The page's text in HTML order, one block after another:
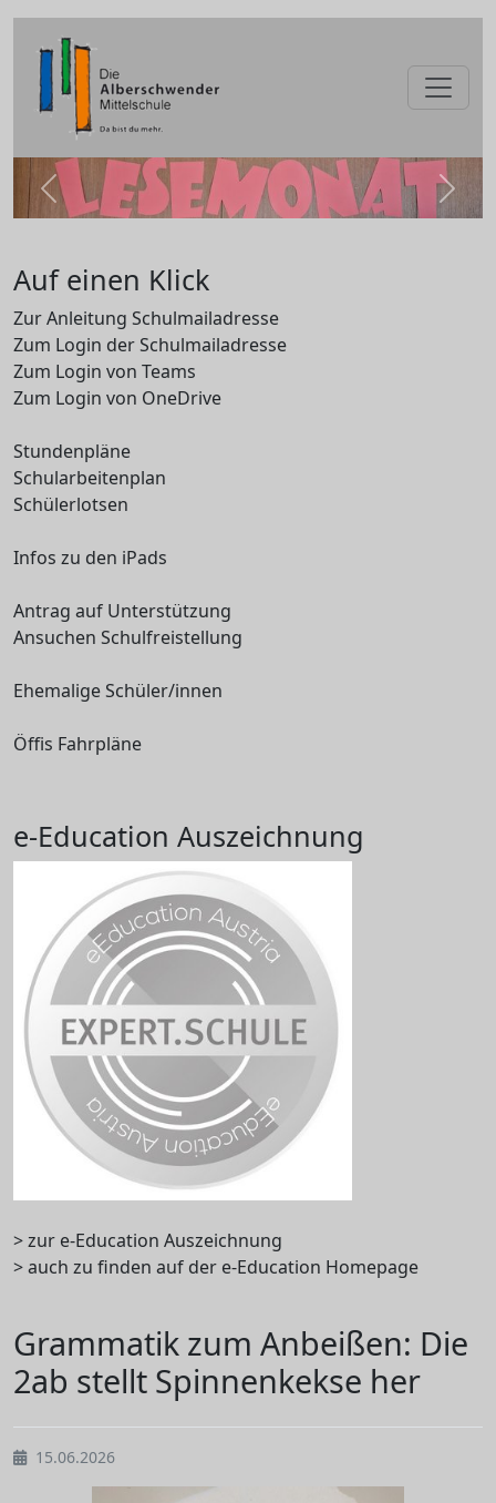
zurück
Auf einen Klick
Zur Anleitung Schulmailadresse
Zum Login der Schulmailadresse
Zum Login von Teams
Zum Login von OneDrive
Stundenpläne
Schularbeitenplan
Schülerlotsen
Infos zu den iPads
Antrag auf Unterstützung
Ansuchen Schulfreistellung
Ehemalige Schüler/innen
Öffis Fahrpläne
e-Education Auszeichnung
> zur e-Education Auszeichnung
> auch zu finden auf der e-Education Homepage
Grammatik zum Anbeißen: Die
2ab stellt Spinnenkekse her
15.06.2026